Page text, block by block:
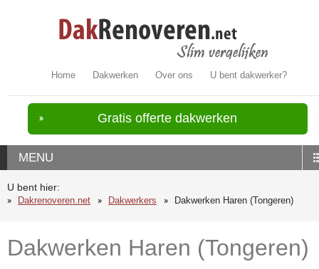
Home Dakwerken Over ons U bent dakwerker?
Gratis offerte dakwerken
MENU
U bent hier:
Dakrenoveren.net
Dakwerkers Dakwerken Haren (Tongeren)
Dakwerken Haren (Tongeren)